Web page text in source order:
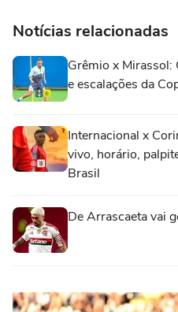
Notícias relacionadas
Grêmio x Mirassol:
e escalações da
Internacional x
vivo, horário,
Brasil
De Arrascaeta vai